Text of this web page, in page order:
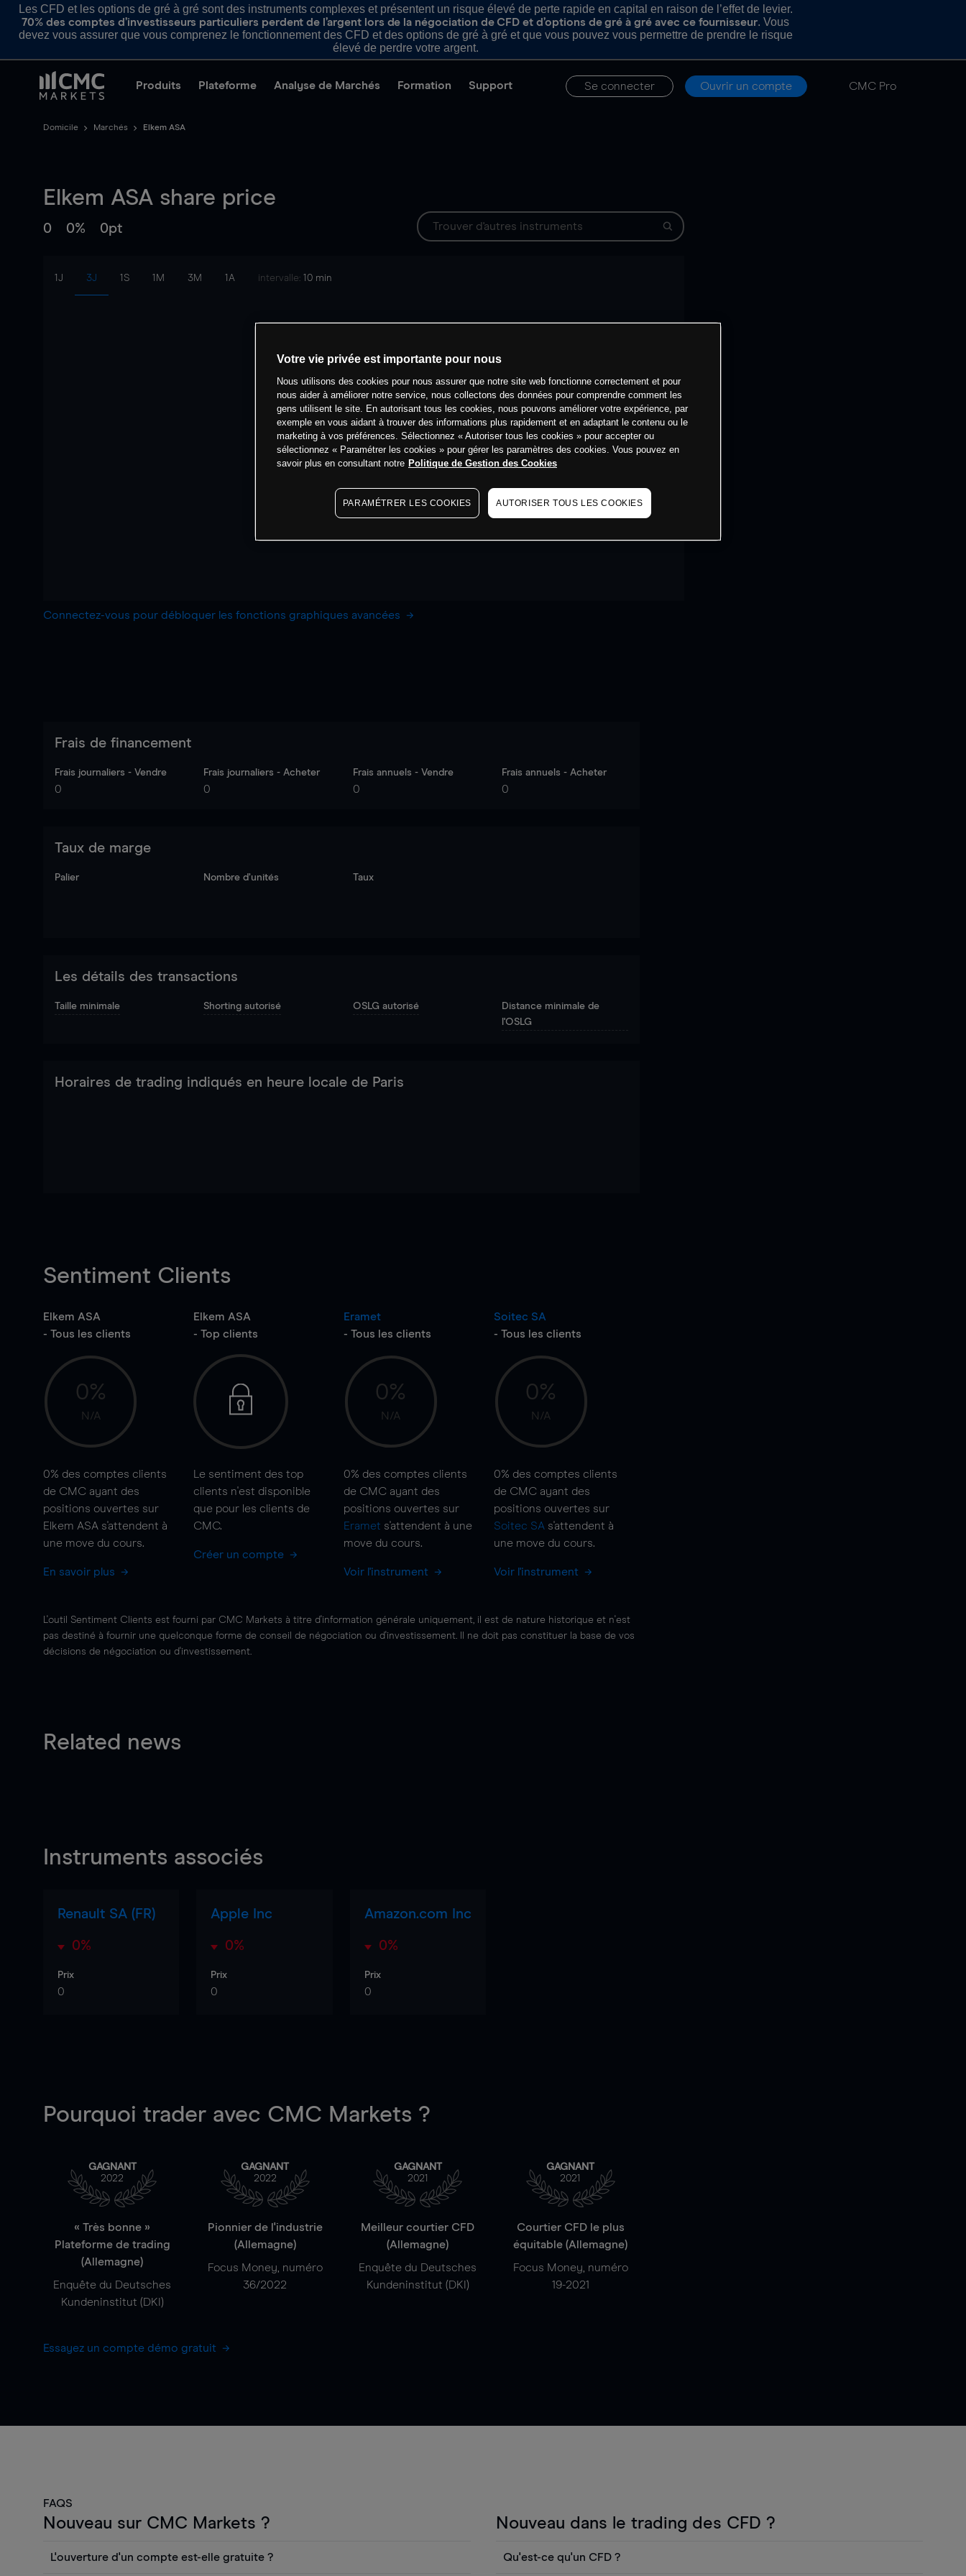
Les CFD et les options de gré à gré sont des instruments complexes et présentent un risque élevé de perte rapide en capital en raison de l’effet de levier.
70% des comptes d’investisseurs particuliers perdent de l’argent lors de la négociation de CFD et d’options de gré à gré avec ce fournisseur. Vous
devez vous assurer que vous comprenez le fonctionnement des CFD et des options de gré à gré et que vous pouvez vous permettre de prendre le risque
élevé de perdre votre argent.
Produits Plateforme Analyse de Marchés Formation Support Se connecter Ouvrir un compte CMC Pro
Domicile Marchés Elkem ASA
Elkem ASA share price
0 0% 0pt
1J 3J 1S 1M 3M 1A intervalle: 10 min
Connectez-vous pour débloquer les fonctions graphiques avancées
Frais de financement
Frais journaliers - Vendre
0
Frais journaliers - Acheter
0
Frais annuels - Vendre
0
Frais annuels - Acheter
0
Taux de marge
Palier Nombre d’unités Taux
Les détails des transactions
Taille minimale Shorting autorisé OSLG autorisé
Distance minimale de
l'OSLG
Horaires de trading indiqués en heure locale de Paris
Sentiment Clients
Elkem ASA
- Tous les clients
0%
N/A
0% des comptes clients
de CMC ayant des
positions ouvertes sur
Elkem ASA s'attendent à
une move du cours.
En savoir plus
Elkem ASA
- Top clients
Le sentiment des top
clients n'est disponible
que pour les clients de
CMC.
Créer un compte
Eramet
- Tous les clients
0%
N/A
0% des comptes clients
de CMC ayant des
positions ouvertes sur
Eramet s'attendent à une
move du cours.
Voir l'instrument
Soitec SA
- Tous les clients
0%
N/A
0% des comptes clients
de CMC ayant des
positions ouvertes sur
Soitec SA s'attendent à
une move du cours.
Voir l'instrument
L'outil Sentiment Clients est fourni par CMC Markets à titre d'information générale uniquement, il est de nature historique et n'est
pas destiné à fournir une quelconque forme de conseil de négociation ou d'investissement. Il ne doit pas constituer la base de vos
décisions de négociation ou d'investissement.
Related news
Instruments associés
Renault SA (FR)
0%
Prix
0
Apple Inc
0%
Prix
0
Amazon.com Inc
0%
Prix
0
Pourquoi trader avec CMC Markets ?
GAGNANT
2022
« Très bonne »
Plateforme de trading
(Allemagne)
Enquête du Deutsches
Kundeninstitut (DKI)
GAGNANT
2022
Pionnier de l'industrie
(Allemagne)
Focus Money, numéro
36/2022
GAGNANT
2021
Meilleur courtier CFD
(Allemagne)
Enquête du Deutsches
Kundeninstitut (DKI)
GAGNANT
2021
Courtier CFD le plus
équitable (Allemagne)
Focus Money, numéro
19-2021
Essayez un compte démo gratuit
FAQS
Nouveau sur CMC Markets ?
L'ouverture d'un compte est-elle gratuite ?
Nouveau dans le trading des CFD ?
Qu'est-ce qu'un CFD ?
Votre vie privée est importante pour nous
Nous utilisons des cookies pour nous assurer que notre site web fonctionne correctement et pour
nous aider à améliorer notre service, nous collectons des données pour comprendre comment les
gens utilisent le site. En autorisant tous les cookies, nous pouvons améliorer votre expérience, par
exemple en vous aidant à trouver des informations plus rapidement et en adaptant le contenu ou le
marketing à vos préférences. Sélectionnez « Autoriser tous les cookies » pour accepter ou
sélectionnez « Paramétrer les cookies » pour gérer les paramètres des cookies. Vous pouvez en
savoir plus en consultant notre Politique de Gestion des Cookies
PARAMÉTRER LES COOKIES AUTORISER TOUS LES COOKIES